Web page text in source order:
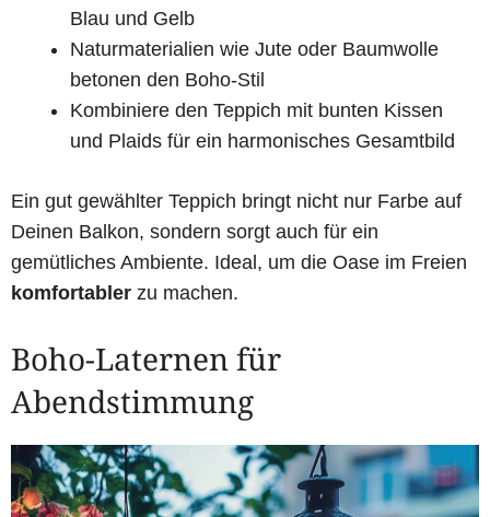
Blau und Gelb
Naturmaterialien wie Jute oder Baumwolle
betonen den Boho-Stil
Kombiniere den Teppich mit bunten Kissen
und Plaids für ein harmonisches Gesamtbild
Ein gut gewählter Teppich bringt nicht nur Farbe auf
Deinen Balkon, sondern sorgt auch für ein
gemütliches Ambiente. Ideal, um die Oase im Freien
komfortabler zu machen.
Boho-Laternen für
Abendstimmung